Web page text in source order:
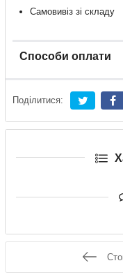
Самовивіз зі складу
Способи оплати
Поділитися: